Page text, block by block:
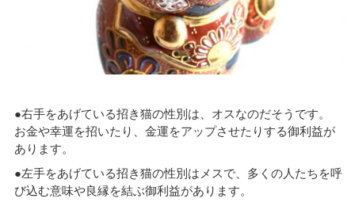
●右手をあげている招き猫の性別は、オスなのだそうです。
お金や幸運を招いたり、金運をアップさせたりする御利益が
あります。
●左手をあげている招き猫の性別はメスで、多くの人たちを呼
び込む意味や良縁を結ぶ御利益があります。